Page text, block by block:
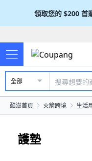
領取您的 $200 首
全部
酷澎首頁 火箭跨境 生活
護墊